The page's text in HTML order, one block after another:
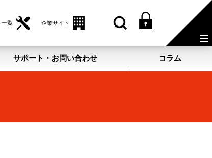
一覧 企業サイト
サポート・お問い合わせ コラム